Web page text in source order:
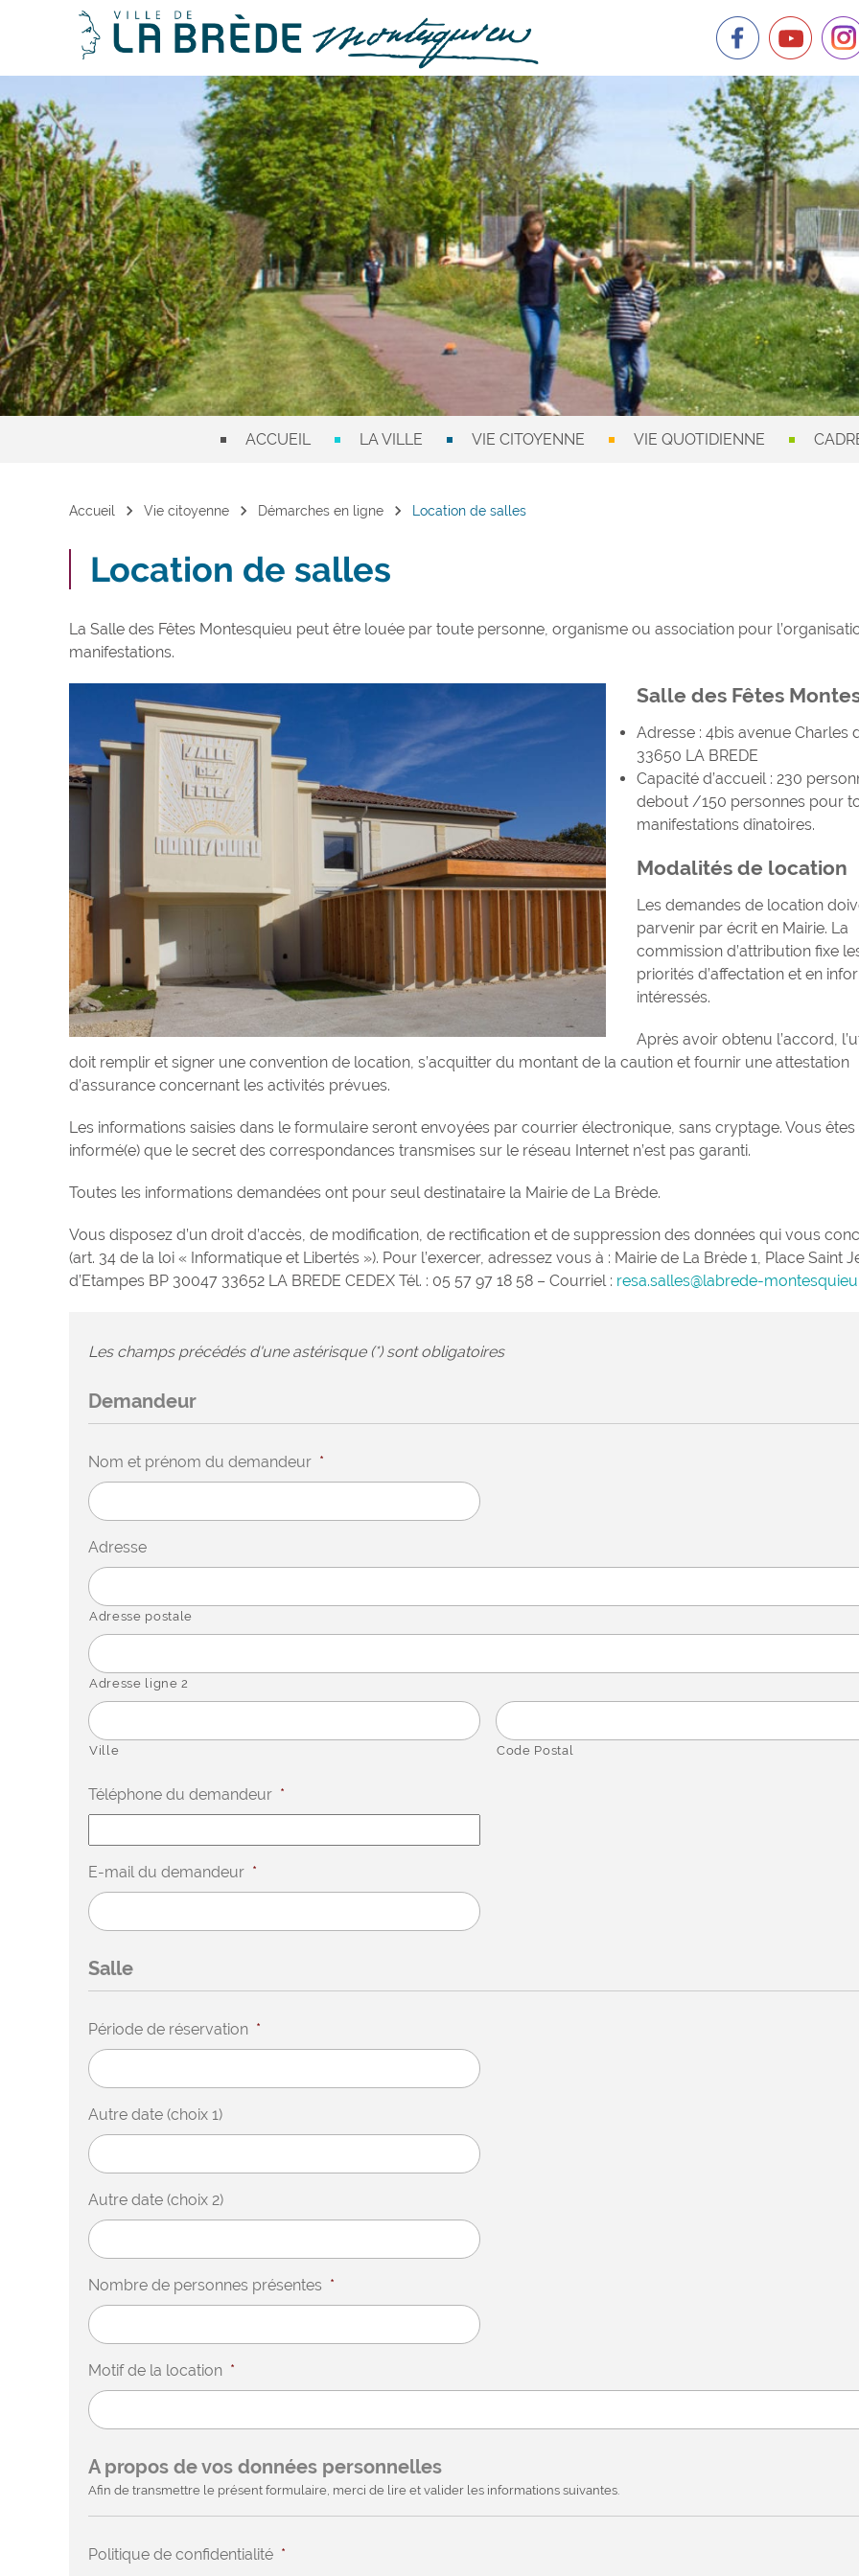
ACCUEIL LA VILLE VIE CITOYENNE VIE QUOTIDIENNE
Accueil chevron_right Vie citoyenne chevron_right Démarches en ligne chevron_right Location de salles
Location de salles
La Salle des Fêtes Montesquieu peut être louée par toute personne, organisme ou association pour
manifestations.
Salle des Fêtes
Adresse : 4bis avenue Charles
33650 LA BREDE
Capacité d’accueil : 230
debout /150 personnes pour
manifestations dînatoires.
Modalités de location
Les demandes de location
parvenir par écrit en Mairie. La
commission d’attribution fixe
priorités d’affectation et en
intéressés.
Après avoir obtenu l’accord,
doit remplir et signer une convention de location, s’acquitter du montant de la caution et fournir une attestation
d’assurance concernant les activités prévues.
Les informations saisies dans le formulaire seront envoyées par courrier électronique, sans cryptage. Vous êtes
informé(e) que le secret des correspondances transmises sur le réseau Internet n’est pas garanti.
Toutes les informations demandées ont pour seul destinataire la Mairie de La Brède.
Vous disposez d’un droit d’accès, de modification, de rectification et de suppression des données qui vous
(art. 34 de la loi « Informatique et Libertés »). Pour l’exercer, adressez vous à : Mairie de La Brède 1, Place Saint
d’Etampes BP 30047 33652 LA BREDE CEDEX Tél. : 05 57 97 18 58 – Courriel : resa.salles@labrede-
Les champs précédés d'une astérisque (*) sont obligatoires
Demandeur
Nom et prénom du demandeur *
Adresse
Adresse postale
Adresse ligne 2
Ville Code Postal
Téléphone du demandeur *
E-mail du demandeur *
Salle
Période de réservation *
Autre date (choix 1)
Autre date (choix 2)
Nombre de personnes présentes *
Motif de la location *
A propos de vos données personnelles
Afin de transmettre le présent formulaire, merci de lire et valider les informations suivantes.
Politique de confidentialité *
brédois à
consacrera
reportages à
Brède dans le